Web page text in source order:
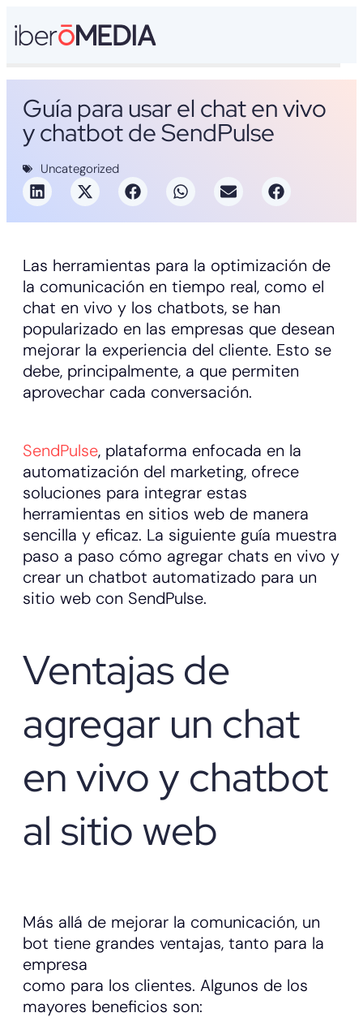
Guía para usar el chat en vivo
y chatbot de SendPulse
Uncategorized
Las herramientas para la optimización de
la comunicación en tiempo real, como el
chat en vivo y los chatbots, se han
popularizado en las empresas que desean
mejorar la experiencia del cliente. Esto se
debe, principalmente, a que permiten
aprovechar cada conversación.
SendPulse, plataforma enfocada en la
automatización del marketing, ofrece
soluciones para integrar estas
herramientas en sitios web de manera
sencilla y eficaz. La siguiente guía muestra
paso a paso cómo agregar chats en vivo y
crear un chatbot automatizado para un
sitio web con SendPulse.
Ventajas de
agregar un chat
en vivo y chatbot
al sitio web
Más allá de mejorar la comunicación, un
bot tiene grandes ventajas, tanto para la
empresa
como para los clientes. Algunos de los
mayores beneficios son: